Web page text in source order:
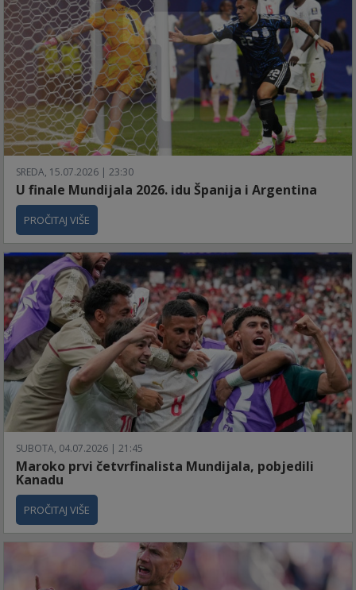
SREDA, 15.07.2026 | 23:30
U finale Mundijala 2026. idu Španija i Argentina
PROČITAJ VIŠE
SUBOTA, 04.07.2026 | 21:45
Maroko prvi četvrfinalista Mundijala, pobjedili
Kanadu
PROČITAJ VIŠE